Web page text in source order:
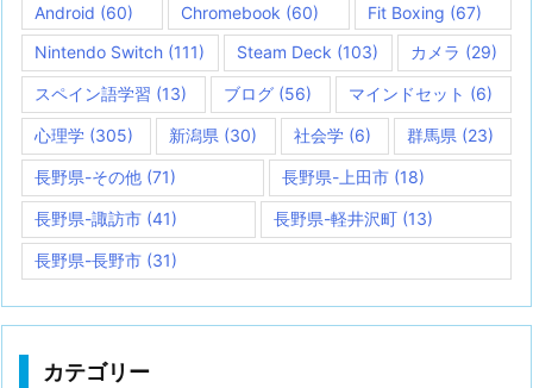
Android (60) Chromebook (60) Fit Boxing (67)
Nintendo Switch (111) Steam Deck (103) カメラ (29)
スペイン語学習 (13) ブログ (56) マインドセット (6)
心理学 (305) 新潟県 (30) 社会学(6) 群馬県 (23)
長野県-その他 (71) 長野県-上田市(18)
長野県-諏訪市 (41) 長野県-軽井沢町 (13)
長野県-長野市 (31)
カテゴリー